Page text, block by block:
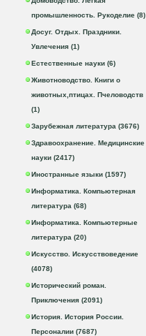
промышленность. Рукоделие (8)
Досуг. Отдых. Праздники.
Увлечения (1)
Естественные науки (6)
Животноводство. Книги о
животных,птицах. Пчеловодств
(1)
Зарубежная литература (3676)
Здравоохранение. Медицинские
науки (2417)
Иностранные языки (1597)
Информатика. Компьютерная
литература (68)
Информатика. Компьютерные
литература (20)
Искусство. Искусствоведение
(4078)
Исторический роман.
Приключения (2091)
История. История России.
Персоналии (7687)